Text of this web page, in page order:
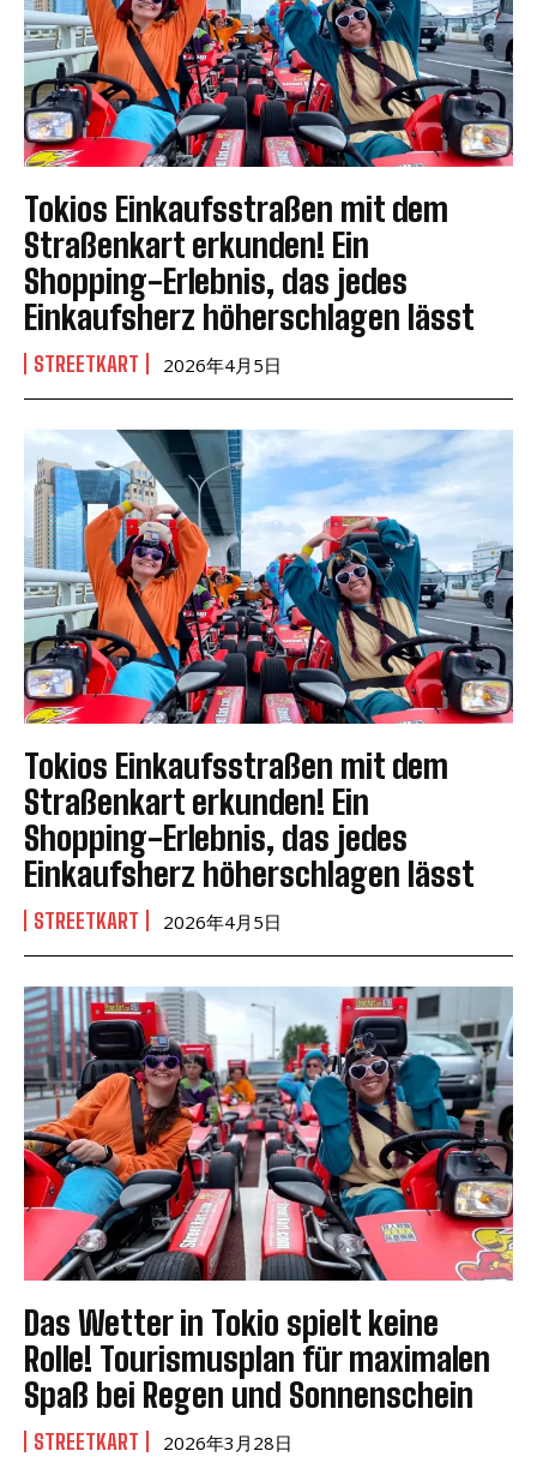
Tokios Einkaufsstraßen mit dem
Straßenkart erkunden! Ein
Shopping-Erlebnis, das jedes
Einkaufsherz höherschlagen lässt
STREETKART 2026年4月5日
Tokios Einkaufsstraßen mit dem
Straßenkart erkunden! Ein
Shopping-Erlebnis, das jedes
Einkaufsherz höherschlagen lässt
STREETKART 2026年4月5日
Das Wetter in Tokio spielt keine
Rolle! Tourismusplan für maximalen
Spaß bei Regen und Sonnenschein
STREETKART 2026年3月28日